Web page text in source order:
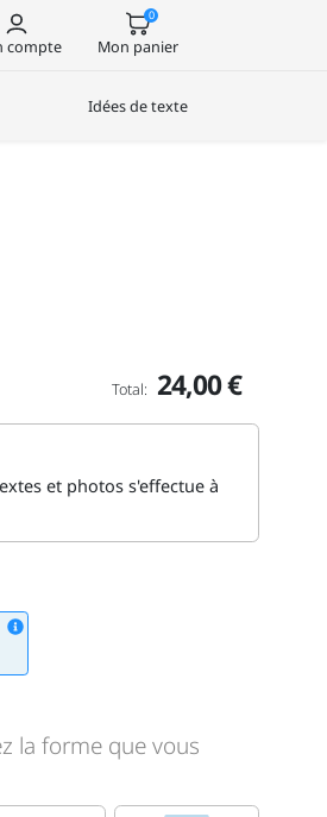
compte
0
Mon panier
Idées de texte
Total: 24,00 €
et photos s'effectue à
la forme que vous